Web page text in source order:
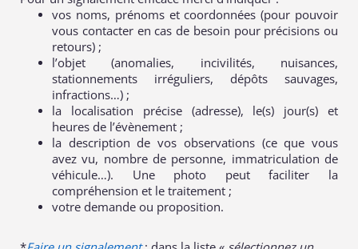
vos noms, prénoms et coordonnées (pour pouvoir
vous contacter en cas de besoin pour précisions ou
retours) ;
l’objet (anomalies, incivilités, nuisances,
stationnements irréguliers, dépôts sauvages,
infractions…) ;
la localisation précise (adresse), le(s) jour(s) et
heures de l’évènement ;
la description de vos observations (ce que vous
avez vu, nombre de personne, immatriculation de
véhicule…). Une photo peut faciliter la
compréhension et le traitement ;
votre demande ou proposition.